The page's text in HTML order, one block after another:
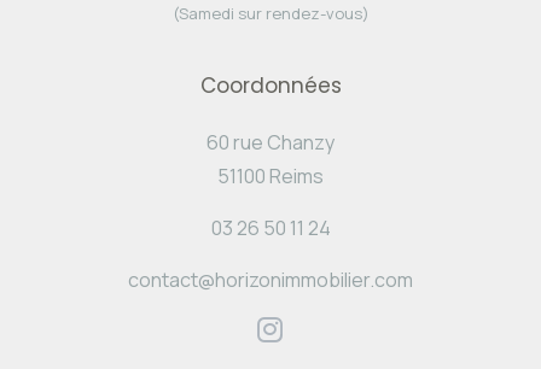
(Samedi sur rendez-vous)
Coordonnées
60 rue Chanzy
51100 Reims
03 26 50 11 24
contact@horizonimmobilier.com